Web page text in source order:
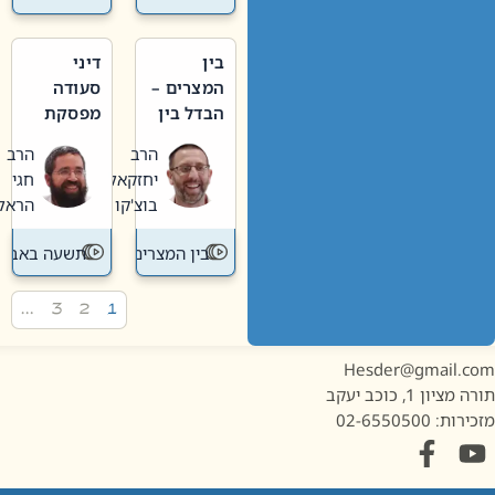
בין
המצרים –
הבדל בין
חדשה
לישנה
הרב
יחזקאל
בוצ'קו
בין המצרים
דיני
סעודה
מפסקת
תשעה
באב
הרב
חגי
הראל
תשעה באב
1, כוכב יעקב
02-6550500